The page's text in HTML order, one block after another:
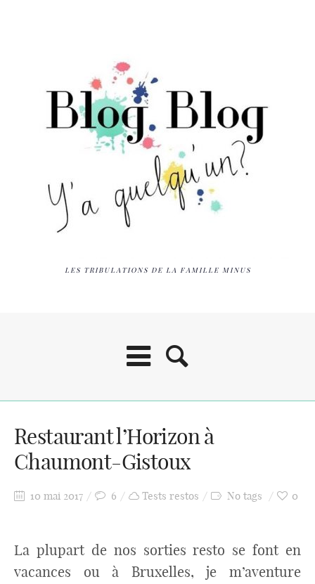
LES TRIBULATIONS DE LA FAMILLE MINUS
Restaurant l’Horizon à
Chaumont-Gistoux
10 mai 2017 6 Tests restos No tags 0
La plupart de nos sorties resto se font en
vacances ou à Bruxelles, je m’aventure